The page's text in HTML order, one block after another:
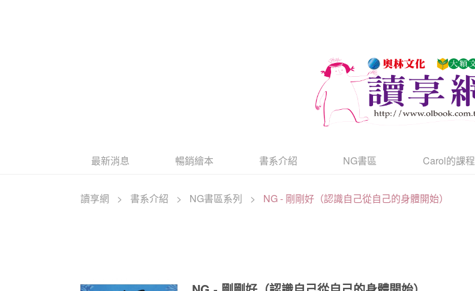
最新消息 暢銷繪本 書系介紹 NG書區 Carol的課程
讀享網 > 書系介紹 > NG書區系列 > NG - 剛剛好（認識自己從自己的身體開始）